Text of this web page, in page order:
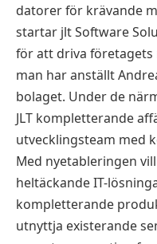
datorer för krävande
startar jlt Software
för att driva
man har anställt
bolaget. Under de
JLT kompletterande
utvecklingsteam med
Med nyetableringen
heltäckande IT-
kompletterande
utnyttja existerande